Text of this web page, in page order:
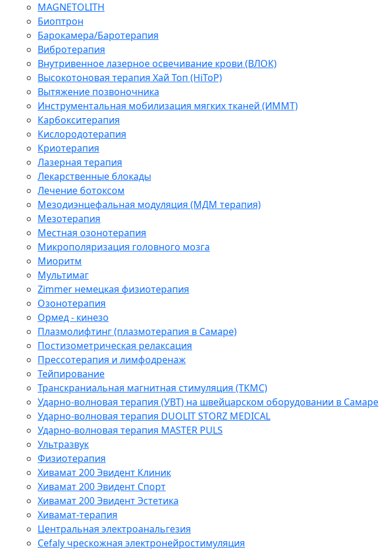
MAGNETOLITH
Биоптрон
Барокамера/Баротерапия
Вибротерапия
Внутривенное лазерное освечивание крови (ВЛОК)
Высокотоновая терапия Хай Топ (HiToP)
Вытяжение позвоночника
Инструментальная мобилизация мягких тканей (ИММТ)
Карбокситерапия
Кислородотерапия
Криотерапия
Лазерная терапия
Лекарственные блокады
Лечение ботоксом
Мезодиэнцефальная модуляция (МДМ терапия)
Мезотерапия
Местная озонотерапия
Микрополяризация головного мозга
Миоритм
Мультимаг
Zimmer немецкая физиотерапия
Озонотерапия
Ормед - кинезо
Плазмолифтинг (плазмотерапия в Самаре)
Постизометрическая релаксация
Прессотерапия и лимфодренаж
Тейпирование
Транскраниальная магнитная стимуляция (ТКМС)
Ударно-волновая терапия (УВТ) на швейцарском оборудовании в Самаре
Ударно-волновая терапия DUOLIT STORZ MEDICAL
Ударно-волновая терапия MASTER PULS
Ультразвук
Физиотерапия
Хивамат 200 Эвидент Клиник
Хивамат 200 Эвидент Спорт
Хивамат 200 Эвидент Эстетика
Хивамат-терапия
Центральная электроанальгезия
Cefaly чреcкожная электронейростимуляция